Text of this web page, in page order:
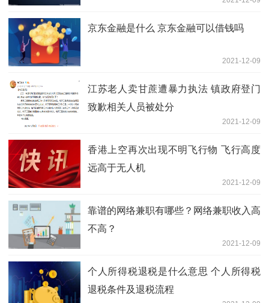
京东金融是什么 京东金融可以借钱吗
2021-12-09
江苏老人卖甘蔗遭暴力执法 镇政府登门
致歉相关人员被处分
2021-12-09
香港上空再次出现不明飞行物 飞行高度
远高于无人机
2021-12-09
靠谱的网络兼职有哪些？网络兼职收入高
不高？
2021-12-09
个人所得税退税是什么意思 个人所得税
退税条件及退税流程